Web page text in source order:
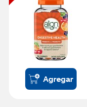
Agregar